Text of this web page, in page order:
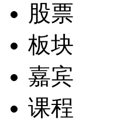
股票
板块
嘉宾
课程